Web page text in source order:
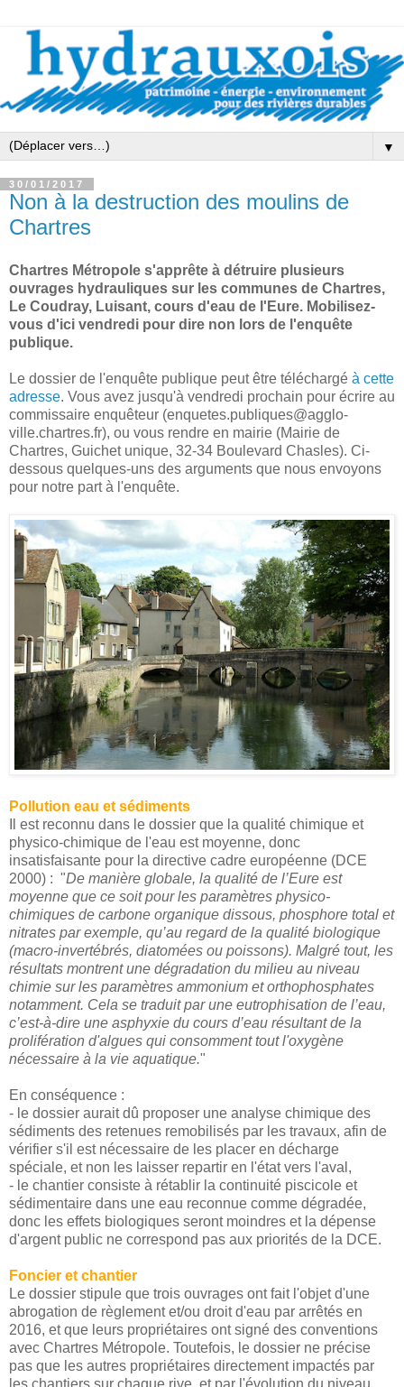
▼
30/01/2017
Non à la destruction des moulins de
Chartres
Chartres Métropole s'apprête à détruire plusieurs
ouvrages hydrauliques sur les communes de Chartres,
Le Coudray, Luisant, cours d'eau de l'Eure. Mobilisez-
vous d'ici vendredi pour dire non lors de l'enquête
publique.
Le dossier de l'enquête publique peut être téléchargé à cette
adresse. Vous avez jusqu'à vendredi prochain pour écrire au
commissaire enquêteur (enquetes.publiques@agglo-
ville.chartres.fr), ou vous rendre en mairie (Mairie de
Chartres, Guichet unique, 32-34 Boulevard Chasles). Ci-
dessous quelques-uns des arguments que nous envoyons
pour notre part à l'enquête.
Pollution eau et sédiments
Il est reconnu dans le dossier que la qualité chimique et
physico-chimique de l'eau est moyenne, donc
insatisfaisante pour la directive cadre européenne (DCE
2000) : "De manière globale, la qualité de l’Eure est
moyenne que ce soit pour les paramètres physico-
chimiques de carbone organique dissous, phosphore total et
nitrates par exemple, qu’au regard de la qualité biologique
(macro-invertébrés, diatomées ou poissons). Malgré tout, les
résultats montrent une dégradation du milieu au niveau
chimie sur les paramètres ammonium et orthophosphates
notamment. Cela se traduit par une eutrophisation de l’eau,
c’est-à-dire une asphyxie du cours d’eau résultant de la
prolifération d'algues qui consomment tout l'oxygène
nécessaire à la vie aquatique."
En conséquence :
- le dossier aurait dû proposer une analyse chimique des
sédiments des retenues remobilisés par les travaux, afin de
vérifier s'il est nécessaire de les placer en décharge
spéciale, et non les laisser repartir en l'état vers l'aval,
- le chantier consiste à rétablir la continuité piscicole et
sédimentaire dans une eau reconnue comme dégradée,
donc les effets biologiques seront moindres et la dépense
d'argent public ne correspond pas aux priorités de la DCE.
Foncier et chantier
Le dossier stipule que trois ouvrages ont fait l'objet d'une
abrogation de règlement et/ou droit d'eau par arrêtés en
2016, et que leurs propriétaires ont signé des conventions
avec Chartres Métropole. Toutefois, le dossier ne précise
pas que les autres propriétaires directement impactés par